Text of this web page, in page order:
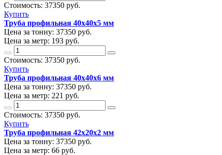
Стоимость: 37350 руб.
Купить
Труба профильная 40х40х5 мм
Цена за тонну: 37350 руб.
Цена за метр: 193 руб.
Стоимость: 37350 руб.
Купить
Труба профильная 40х40х6 мм
Цена за тонну: 37350 руб.
Цена за метр: 221 руб.
Стоимость: 37350 руб.
Купить
Труба профильная 42х20х2 мм
Цена за тонну: 37350 руб.
Цена за метр: 66 руб.